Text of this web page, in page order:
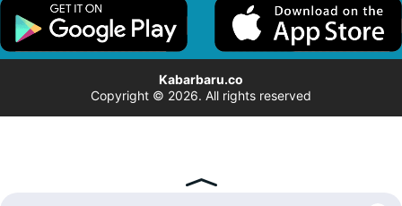
Kabarbaru.co
Copyright © 2026. All rights reserved